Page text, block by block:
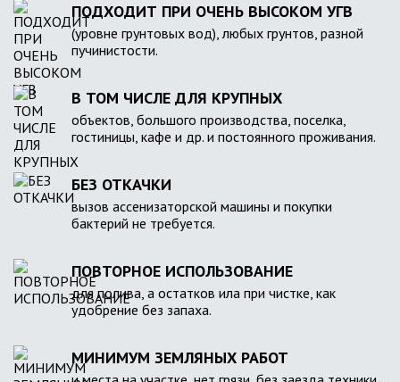
ПОДХОДИТ ПРИ ОЧЕНЬ ВЫСОКОМ УГВ
(уровне грунтовых вод), любых грунтов, разной
пучинистости.
В ТОМ ЧИСЛЕ ДЛЯ КРУПНЫХ
объектов, большого производства, поселка,
гостиницы, кафе и др. и постоянного проживания.
БЕЗ ОТКАЧКИ
вызов ассенизаторской машины и покупки
бактерий не требуется.
ПОВТОРНОЕ ИСПОЛЬЗОВАНИЕ
для полива, а остатков ила при чистке, как
удобрение без запаха.
МИНИМУМ ЗЕМЛЯНЫХ РАБОТ